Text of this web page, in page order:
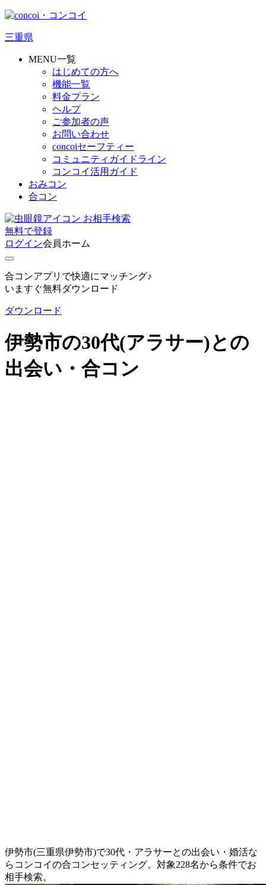
三重県
MENU一覧
はじめての方へ
機能一覧
料金プラン
ヘルプ
ご参加者の声
お問い合わせ
concoiセーフティー
コミュニティガイドライン
コンコイ活用ガイド
おみコン
合コン
お相手検索
無料で登録
ログイン会員ホーム
合コンアプリで快適にマッチング♪
いますぐ無料ダウンロード
ダウンロード
伊勢市の30代(アラサー)との
出会い・合コン
伊勢市(三重県伊勢市)で30代・アラサーとの出会い・婚活な
らコンコイの合コンセッティング。対象228名から条件でお
相手検索。